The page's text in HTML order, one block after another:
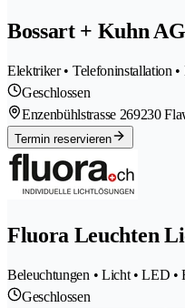
Bossart + Kuhn AG
Elektriker • Telefoninstallation
Geschlossen
Enzenbühlstrasse 269230
Termin reservieren
Fluora Leuchten
Beleuchtungen • Licht • LED •
Geschlossen